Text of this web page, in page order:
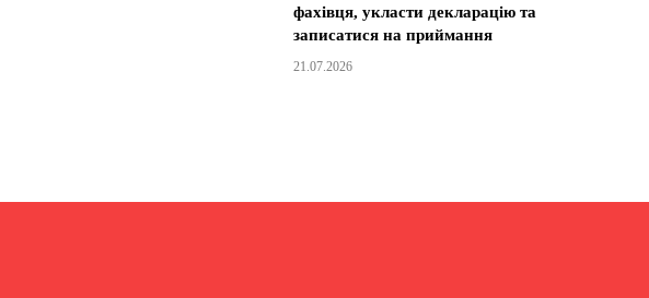
фахівця, укласти декларацію та
записатися на приймання
21.07.2026